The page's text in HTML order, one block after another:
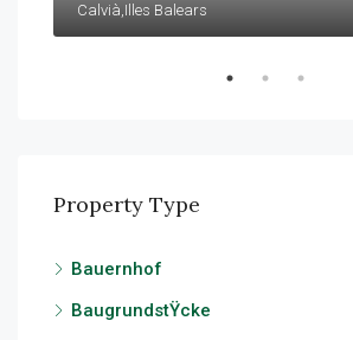
Calvià,Illes Balears
Property Type
Bauernhof
BaugrundstŸcke